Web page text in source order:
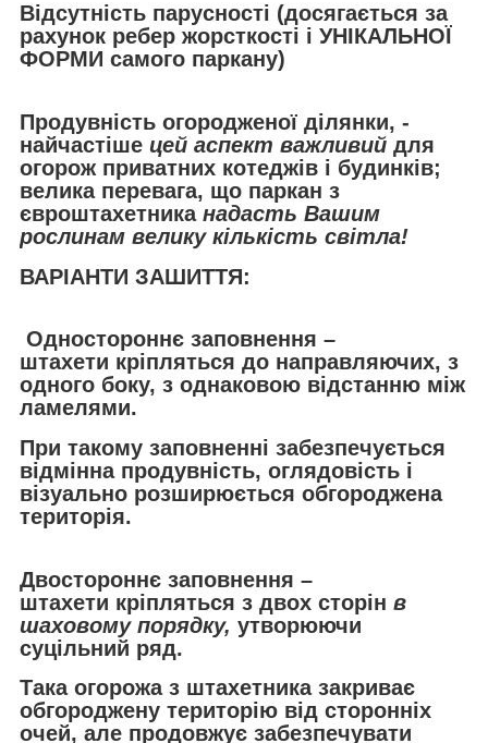
Відсутність парусності (досягається за
рахунок ребер жорсткості і УНІКАЛЬНОЇ
ФОРМИ самого паркану)
Продувність огородженої ділянки, -
найчастіше цей аспект важливий для
огорож приватних котеджів і будинків;
велика перевага, що паркан з
євроштахетника надасть Вашим
рослинам велику кількість світла!
ВАРІАНТИ ЗАШИТТЯ:
Одностороннє заповнення –
штахети кріпляться до направляючих, з
одного боку, з однаковою відстанню між
ламелями.
При такому заповненні забезпечується
відмінна продувність, оглядовість і
візуально розширюється обгороджена
територія.
Двостороннє заповнення –
штахети кріпляться з двох сторін в
шаховому порядку, утворюючи
суцільний ряд.
Така огорожа з штахетника закриває
обгороджену територію від сторонніх
очей, але продовжує забезпечувати